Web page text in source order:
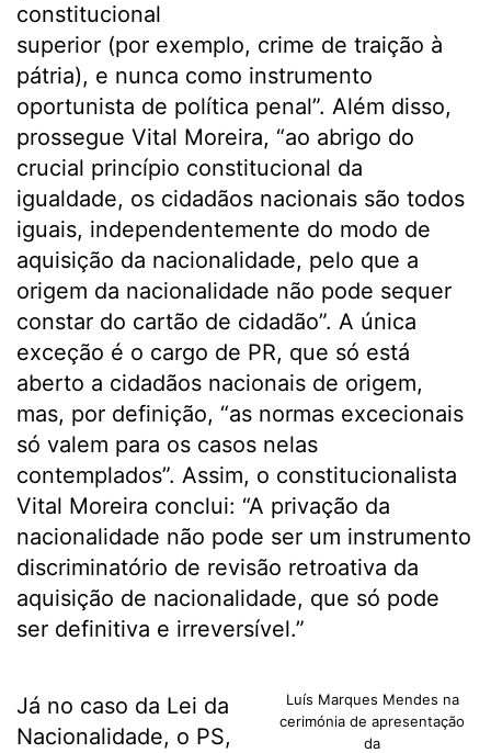
constitucional
superior (por exemplo, crime de traição à
pátria), e nunca como instrumento
oportunista de política penal”. Além disso,
prossegue Vital Moreira, “ao abrigo do
crucial princípio constitucional da
igualdade, os cidadãos nacionais são todos
iguais, independentemente do modo de
aquisição da nacionalidade, pelo que a
origem da nacionalidade não pode sequer
constar do cartão de cidadão”. A única
exceção é o cargo de PR, que só está
aberto a cidadãos nacionais de origem,
mas, por definição, “as normas excecionais
só valem para os casos nelas
contemplados”. Assim, o constitucionalista
Vital Moreira conclui: “A privação da
nacionalidade não pode ser um instrumento
discriminatório de revisão retroativa da
aquisição de nacionalidade, que só pode
ser definitiva e irreversível.”
Luís Marques Mendes na
cerimónia de apresentação
da
Já no caso da Lei da
Nacionalidade, o PS,